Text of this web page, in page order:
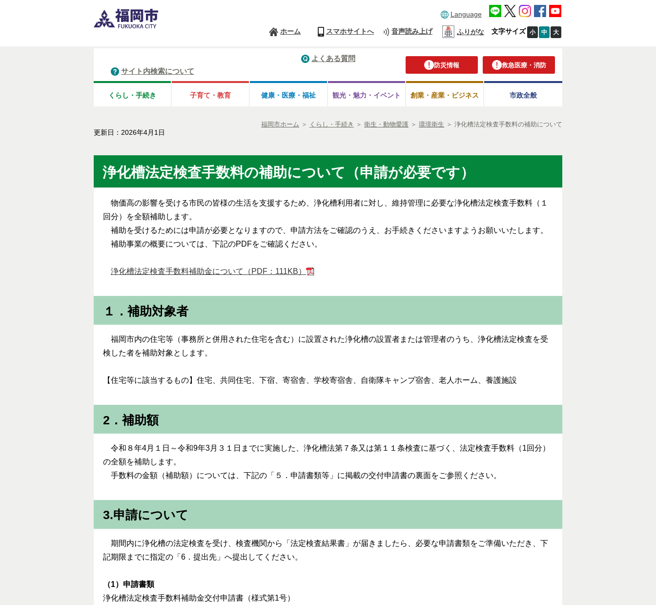
Language
ホーム スマホサイトへ 音声読み上げ ふりがな 文字サイズ 小 中 大
防災情報 救急医療・消防
よくある質問
サイト内検索について
くらし・手続き 子育て・教育 健康・医療・ 福祉 観光・魅力・ イベント 創業・産業・ビジネス 市政全般
福岡市ホーム ＞ くらし・手続き ＞ 衛生・動物愛護 ＞ 環境衛生 ＞ 浄化槽法定検査手数料の補助について
更新日：2026年4月1日
浄化槽法定検査手数料の補助について（申請が必要です）
物価高の影響を受ける市民の皆様の生活を支援するため、浄化槽利用者に対し、維持管理に必要な浄化槽法定検査手数料（１
回分）を全額補助します。
補助を受けるためには申請が必要となりますので、申請方法をご確認のうえ、お手続きくださいますようお願いいたします。
補助事業の概要については、下記のPDFをご確認ください。
浄化槽法定検査手数料補助金について（PDF：111KB）
１．補助対象者
福岡市内の住宅等（事務所と併用された住宅を含む）に設置された浄化槽の設置者または管理者のうち、浄化槽法定検査を受
検した者を補助対象とします。
【住宅等に該当するもの】住宅、共同住宅、下宿、寄宿舎、学校寄宿舎、自衛隊キャンプ宿舎、老人ホーム、養護施設
2．補助額
令和８年4月１日～令和9年3月３１日までに実施した、浄化槽法第７条又は第１１条検査に基づく、法定検査手数料（1回分）
の全額を補助します。
手数料の金額（補助額）については、下記の「５．申請書類等」に掲載の交付申請書の裏面をご参照ください。
3.申請について
期間内に浄化槽の法定検査を受け、検査機関から「法定検査結果書」が届きましたら、必要な申請書類をご準備いただき、下
記期限までに指定の「6．提出先」へ提出してください。
（1）申請書類
浄化槽法定検査手数料補助金交付申請書（様式第1号）